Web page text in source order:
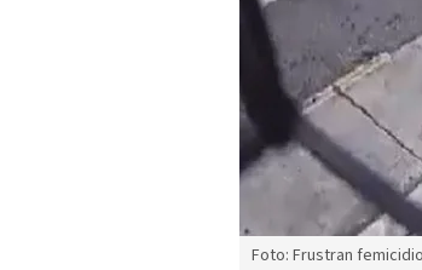
Foto: Frustran